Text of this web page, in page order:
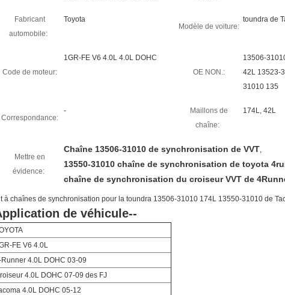
Fabricant
automobile:
Toyota
Modèle de voiture:
toundra de
Code de moteur:
1GR-FE V6 4.0L 4.0L DOHC
OE NON.:
13506-
42L 13523-
31010 135
Correspondance:
-
Maillons de
chaîne:
174L, 42L
Mettre en
évidence:
Chaîne 13506-31010 de synchronisation de VVT,
13550-31010 chaîne de synchronisation de toyota
chaîne de synchronisation du croiseur VVT de
à chaînes de synchronisation pour la toundra 13506-31010 174L 13550-31010 de
de véhicule--
FE V6 4.0L
4.0L DOHC 03-09
4.0L DOHC 07-09 des FJ
4.0L DOHC 05-12